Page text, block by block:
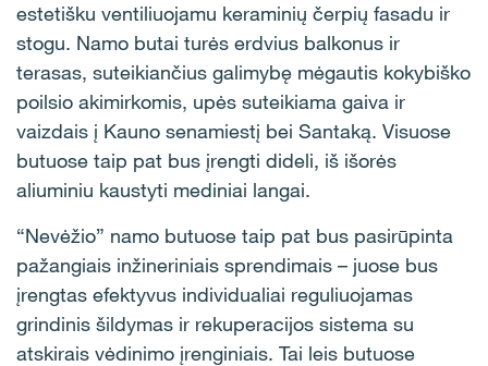
estetišku ventiliuojamu keraminių čerpių fasadu ir
stogu. Namo butai turės erdvius balkonus ir
terasas, suteikiančius galimybę mėgautis kokybiško
poilsio akimirkomis, upės suteikiama gaiva ir
vaizdais į Kauno senamiestį bei Santaką. Visuose
butuose taip pat bus įrengti dideli, iš išorės
aliuminiu kaustyti mediniai langai.
“Nevėžio” namo butuose taip pat bus pasirūpinta
pažangiais inžineriniais sprendimais – juose bus
įrengtas efektyvus individualiai reguliuojamas
grindinis šildymas ir rekuperacijos sistema su
atskirais vėdinimo įrenginiais. Tai leis butuose